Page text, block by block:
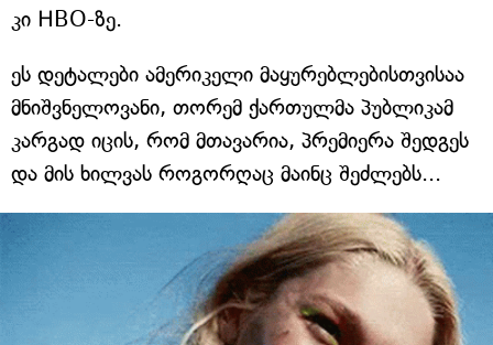
კი HBO-ზე.
ეს დეტალები ამერიკელი მაყურებლებისთვისაა
მნიშვნელოვანი, თორემ ქართულმა პუბლიკამ
კარგად იცის, რომ მთავარია, პრემიერა შედგეს
და მის ხილვას როგორღაც მაინც შეძლებს...